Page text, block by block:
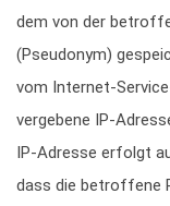
dem von der
(Pseudonym)
vom Internet-
vergebene IP-
IP-Adresse erfolgt
dass die betroffene